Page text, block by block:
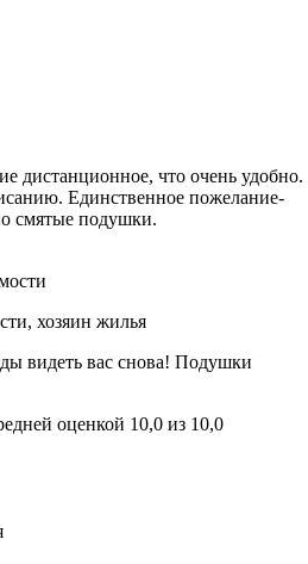
дистанционное, что очень удобно.
Единственное пожелание-
смятые подушки.
хозяин жилья
видеть вас снова! Подушки
оценкой 10,0 из 10,0